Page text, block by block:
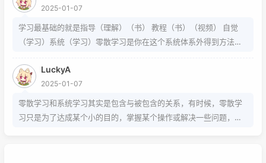
2025-01-07
学习最基础的就是指导（理解）（书） 教程（书）（视频） 自觉
（学习）系统（学习）零散学习是你在这个系统体系外得到方法的
LuckyA
2025-01-07
零散学习和系统学习其实是包含与被包含的关系，有时候，零散学
习只是为了达成某个小的目的，掌握某个操作或解决一些问题，而